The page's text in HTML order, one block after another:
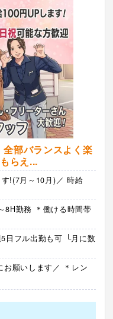
部バランスよく楽
らえ...
!(7月～10月)／ 時給
8H勤務 ＊働ける時間帯
日フル出勤も可 └月に数
お願いします／ ＊レン